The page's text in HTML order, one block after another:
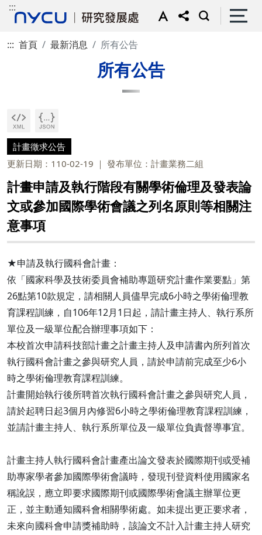
:::
::: 首頁 最新消息 所有公告
所有公告
計畫徵求公告
更新日期：110-02-19
發布單位：計畫業務二組
計畫申請及執行階段有關學術倫理及發表論
文或參加國際學術會議之列名原則等相關注
意事項
★申請及執行國科會計畫：
依「國家科學及技術委員會補助專題研究計畫作業要點」第
26點第10款規定，請相關人員儘早完成6小時之學術倫理教
育課程訓練，自106年12月1日起，請計畫主持人、執行系所
單位及一級單位配合辦理事項如下：
本校首次申請科技部計畫之計畫主持人及申請書內所列首次
執行國科會計畫之參與研究人員，請於申請前完成至少6小
時之學術倫理教育課程訓練。
計畫開始執行後所聘首次執行國科會計畫之參與研究人員，
請於起聘日起3個月內修習6小時之學術倫理教育課程訓練，
並請計畫主持人、執行系所單位及一級單位負責督導事宜。
計畫主持人執行國科會計畫產出論文發表於國際期刊或受補
助專家學者參加國際學術會議時，發現刊登資料使用國家名
稱訛誤，應立即要求國際期刊或國際學術會議主辦單位更
正，並主動通知國科會相關學術處。如未提出更正要求者，
未來向國科會申請獎補助時，該論文不計入計畫主持人研究